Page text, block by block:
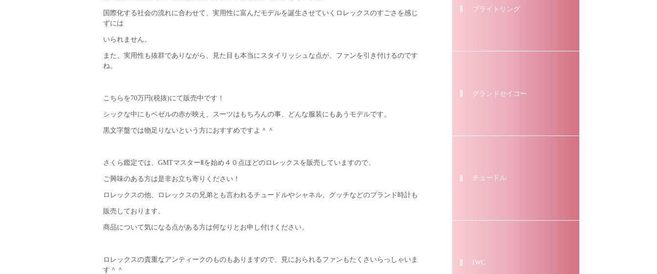
国際化する社会の流れに合わせて、実用性に富んだモデルを誕生させていくロレックスのすごさを感じ
ずには
いられません。
また、実用性も抜群でありながら、見た目も本当にスタイリッシュな点が、ファンを引き付けるのです
ね。
こちらを70万円(税抜)にて販売中です！
シックな中にもベゼルの赤が映え、スーツはもちろんの事、どんな服装にもあうモデルです。
黒文字盤では物足りないという方におすすめですよ＾＾
さくら鑑定では、GMTマスターⅡを始め４０点ほどのロレックスを販売していますので、
ご興味のある方は是非お立ち寄りください！
ロレックスの他、ロレックスの兄弟とも言われるチュードルやシャネル、グッチなどのブランド時計も
販売しております。
商品について気になる点がある方は何なりとお申し付けください。
ロレックスの貴重なアンティークのものもありますので、見におられるファンもたくさいらっしゃいま
す＾＾
ブライトリング
グランドセイコー
チュードル
IWC